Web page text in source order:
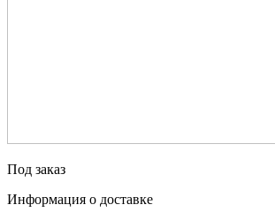
Под заказ
Информация о доставке